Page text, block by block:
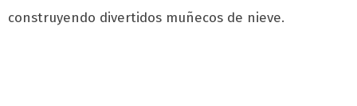
construyendo divertidos muñecos de nieve.